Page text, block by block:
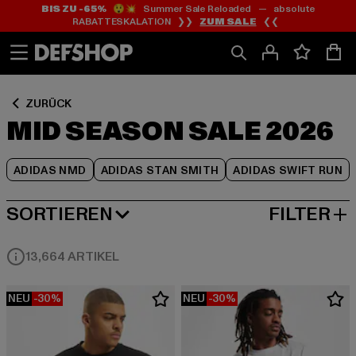
Zum
Inhalt
springen
Zum
Fußzeile
springen
BIS ZU -65%😲💥 Summer Sale Reloaded — absolute
RABATTESKALATION ❯❯ ZUM SALE ❮❮
ZURÜCK
MID SEASON SALE 2026
ADIDAS NMD ADIDAS STAN SMITH ADIDAS SWIFT RUN
Zum
Produktraster
springen
SORTIEREN
BELIEBTESTE FILTER
13,664 ARTIKEL
NEU -30% NEU -30%